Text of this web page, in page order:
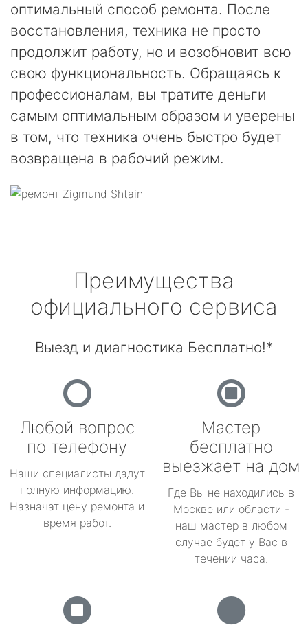
оптимальный способ ремонта. После
восстановления, техника не просто
продолжит работу, но и возобновит всю
свою функциональность. Обращаясь к
профессионалам, вы тратите деньги
самым оптимальным образом и уверены
в том, что техника очень быстро будет
возвращена в рабочий режим.
Преимущества
официального сервиса
Выезд и диагностика Бесплатно!*
Любой вопрос
по телефону
Наши специалисты дадут
полную информацию.
Назначат цену ремонта и
время работ.
Мастер
бесплатно
выезжает на дом
Где Вы не находились в
Москве или области -
наш мастер в любом
случае будет у Вас в
течении часа.